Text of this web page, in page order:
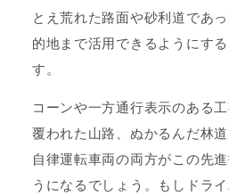
とえ荒れた路面や砂利道であ
的地まで活用できるようにす
す。
コーンや一方通行表示のある
覆われた山路、ぬかるんだ林
自律運転車両の両方がこの先
うになるでしょう。もしドラ